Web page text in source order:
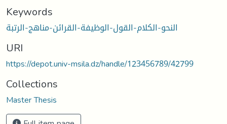
Keywords
النحو-الكلام-القول-الوظيفة-القرائن-مناهج-الرتبة
URI
https://depot.univ-msila.dz/handle/123456789/42799
Collections
Master Thesis